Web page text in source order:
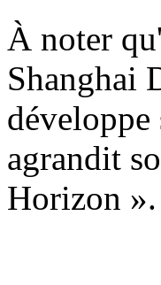
À noter
Shanghai
agrandit
Horizon ».